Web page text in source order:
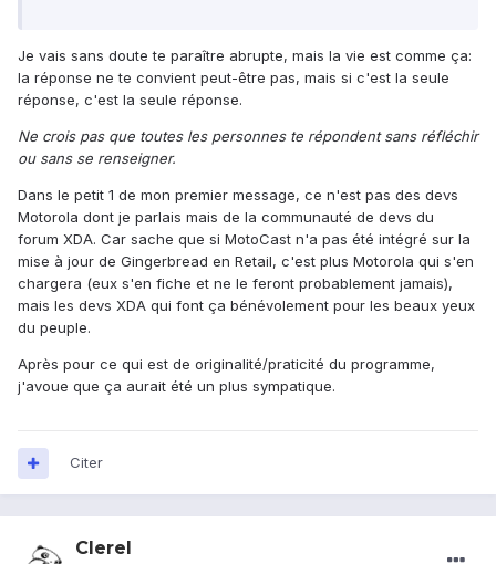
Je vais sans doute te paraître abrupte, mais la vie est comme ça:
la réponse ne te convient peut-être pas, mais si c'est la seule
réponse, c'est la seule réponse.
Ne crois pas que toutes les personnes te répondent sans réfléchir
ou sans se renseigner.
Dans le petit 1 de mon premier message, ce n'est pas des devs
Motorola dont je parlais mais de la communauté de devs du
forum XDA. Car sache que si MotoCast n'a pas été intégré sur la
mise à jour de Gingerbread en Retail, c'est plus Motorola qui s'en
chargera (eux s'en fiche et ne le feront probablement jamais),
mais les devs XDA qui font ça bénévolement pour les beaux yeux
du peuple.
Après pour ce qui est de originalité/praticité du programme,
j'avoue que ça aurait été un plus sympatique.
Citer
Clerel